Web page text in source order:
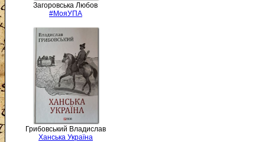
Загоровська Любов
#МояУПА
Грибовський Владислав
Ханська Україна